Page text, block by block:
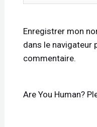
Enregistrer mon
dans le navigateur
commentaire.
Are You Human?